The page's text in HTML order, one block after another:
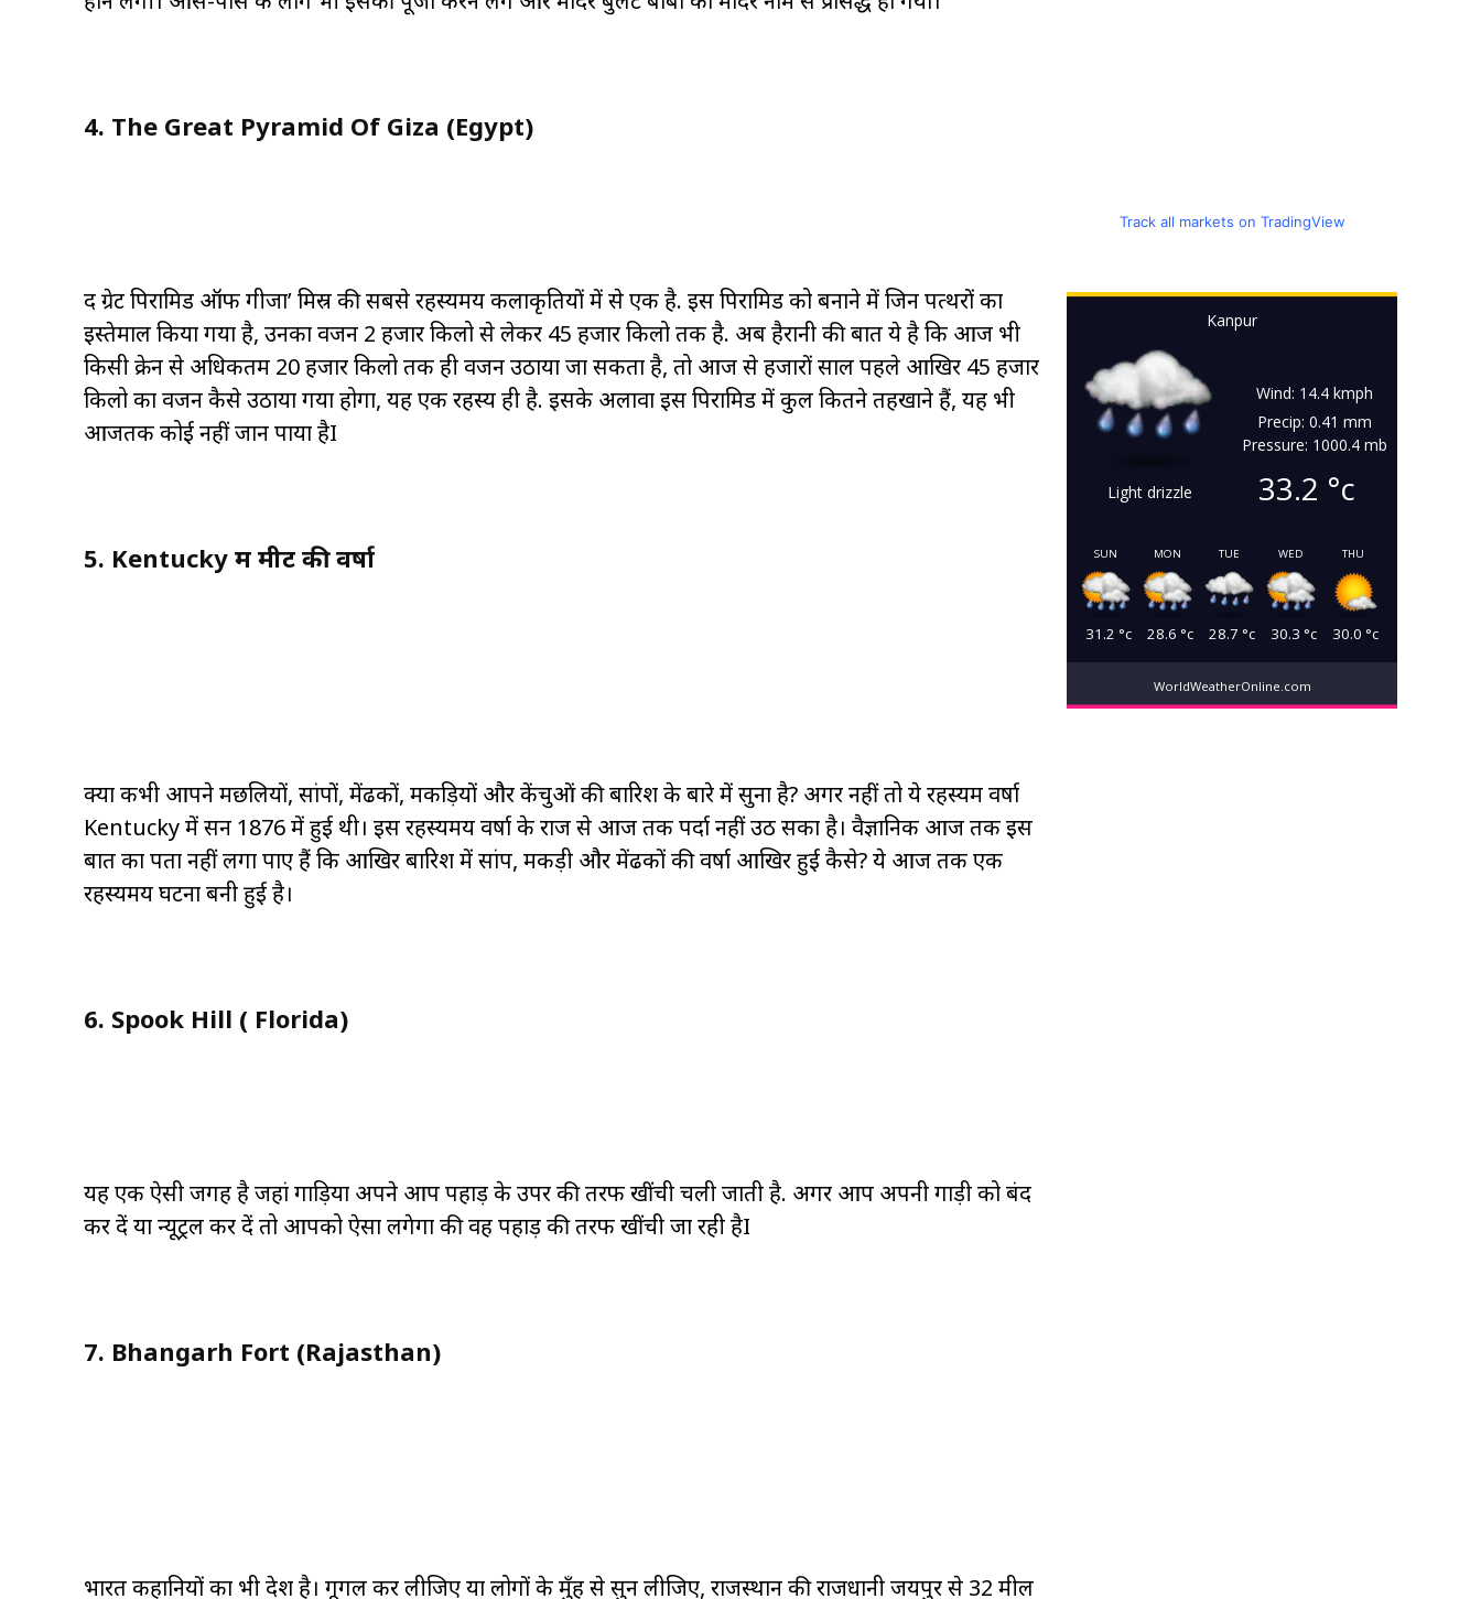
4. The Great Pyramid Of Giza (Egypt)
द ग्रेट पिरामिड ऑफ गीजा’ मिस्र की सबसे रहस्यमय कलाकृतियों में से एक है. इस पिरामिड को बनाने में जिन पत्थरों का
इस्तेमाल किया गया है, उनका वजन 2 हजार किलो से लेकर 45 हजार किलो तक है. अब हैरानी की बात ये है कि आज भी
किसी क्रेन से अधिकतम 20 हजार किलो तक ही वजन उठाया जा सकता है, तो आज से हजारों साल पहले आखिर 45 हजार
किलो का वजन कैसे उठाया गया होगा, यह एक रहस्य ही है. इसके अलावा इस पिरामिड में कुल कितने तहखाने हैं, यह भी
आजतक कोई नहीं जान पाया हैI
5. Kentucky में मीट की वर्षा
क्या कभी आपने मछलियों, सांपों, मेंढकों, मकड़ियों और केंचुओं की बारिश के बारे में सुना है? अगर नहीं तो ये रहस्यम वर्षा
Kentucky में सन 1876 में हुई थी। इस रहस्यमय वर्षा के राज से आज तक पर्दा नहीं उठ सका है। वैज्ञानिक आज तक इस
बात का पता नहीं लगा पाए हैं कि आखिर बारिश में सांप, मकड़ी और मेंढकों की वर्षा आखिर हुई कैसे? ये आज तक एक
रहस्यमय घटना बनी हुई है।
6. Spook Hill ( Florida)
यह एक ऐसी जगह है जहां गाड़िया अपने आप पहाड़ के उपर की तरफ खींची चली जाती है. अगर आप अपनी गाड़ी को बंद
कर दें या न्यूट्रल कर दें तो आपको ऐसा लगेगा की वह पहाड़ की तरफ खींची जा रही हैI
7. Bhangarh Fort (Rajasthan)
भारत कहानियों का भी देश है। गूगल कर लीजिए या लोगों के मुँह से सुन लीजिए, राजस्थान की राजधानी जयपुर से 32 मील
Track all markets on TradingView
Kanpur
Light drizzle
Wind: 14.4 kmph
Precip: 0.41 mm
Pressure: 1000.4 mb
33.2 °c
SUN
31.2 °c
MON
28.6 °c
TUE
28.7 °c
WED
30.3 °c
THU
30.0 °c
WorldWeatherOnline.com